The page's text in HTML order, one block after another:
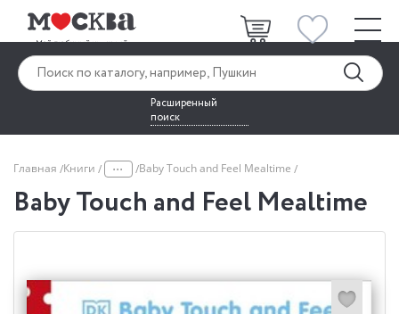
Расширенный
поиск
Главная Книги ... Baby Touch and Feel Mealtime
Baby Touch and Feel Mealtime